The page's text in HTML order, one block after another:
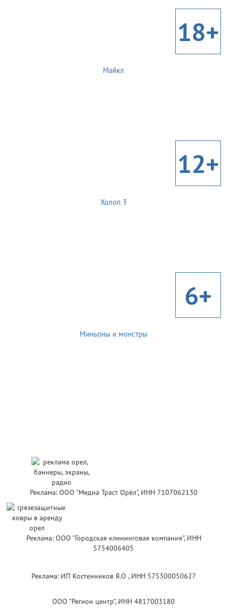
18+
Майкл
12+
Холоп 3
6+
Миньоны и монстры
Реклама: ООО "Медиа Траст Орёл", ИНН 7107062130
Реклама: ООО "Городская клининговая компания", ИНН
5754006405
Реклама: ИП Костенников Я.О , ИНН 575300050627
ООО "Регион центр", ИНН 4817003180